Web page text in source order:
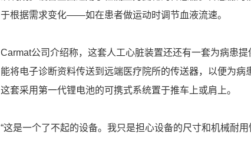
于根据需求变化——如在患者做运动时调节血液流速。
Carmat公司介绍称，这套人工心脏装置还还有一套为病患
能将电子诊断资料传送到远端医疗院所的传送器，以便为病
这套采用第一代锂电池的可携式系统置于推车上或肩上。
“这是一个了不起的设备。我只是担心设备的尺寸和机械耐